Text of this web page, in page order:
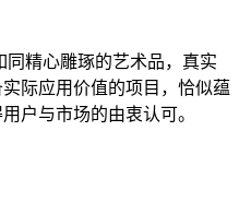
精心雕琢的艺术品，真实
际应用价值的项目，恰似蕴
户与市场的由衷认可。